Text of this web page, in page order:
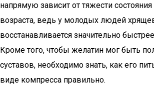
напрямую зависит от тяжести
возраста, ведь у молодых людей
восстанавливается значительно
Кроме того, чтобы желатин мог быть
суставов, необходимо знать, как его
виде компресса правильно.